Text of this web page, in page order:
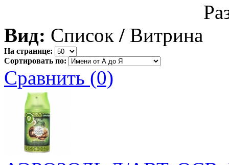
Вид: Список / Витрина
На странице:
Сортировать по:
Сравнить (0)